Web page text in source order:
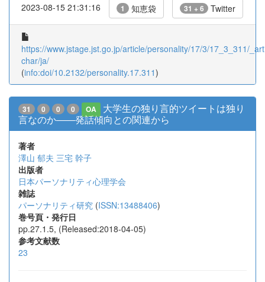
2023-08-15 21:31:16 1 知恵袋 31 + 6 Twitter
https://www.jstage.jst.go.jp/article/personality/17/3/17_3_311/
char/ja/
(info:doi/10.2132/personality.17.311)
31 0 0 0 OA
大学生の独り言的ツイートは独り
言なのか――発話傾向との関連から
著者
澤山 郁夫 三宅 幹子
出版者
日本パーソナリティ心理学会
雑誌
パーソナリティ研究 (ISSN:13488406)
巻号頁・発行日
pp.27.1.5, (Released:2018-04-05)
参考文献数
23